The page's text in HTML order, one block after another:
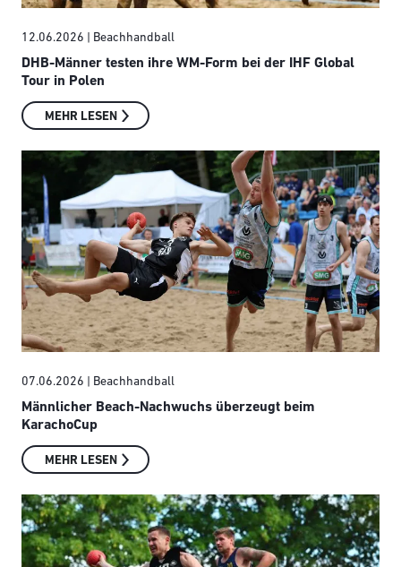
12.06.2026 | Beachhandball
DHB-Männer testen ihre WM-Form bei der IHF Global
Tour in Polen
MEHR LESEN
07.06.2026 | Beachhandball
Männlicher Beach-Nachwuchs überzeugt beim
KarachoCup
MEHR LESEN